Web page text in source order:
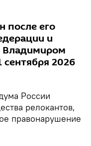
после его
и
Владимиром
2026
России
релокантов,
правонарушение